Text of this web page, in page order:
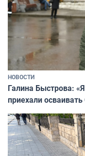
НОВОСТИ
Галина Быстрова:
приехали